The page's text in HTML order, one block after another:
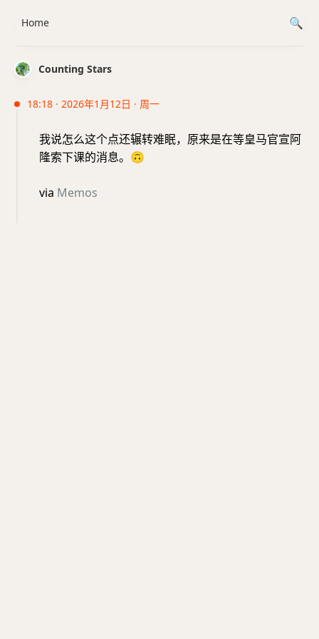
Counting Stars
18:18 · 2026年1月12日 · 周一
我说怎么这个点还辗转难眠，原来是在等皇马官宣阿
隆索下课的消息。 🙃
via Memos
Home